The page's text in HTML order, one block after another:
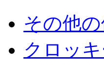
その他の
クロッ